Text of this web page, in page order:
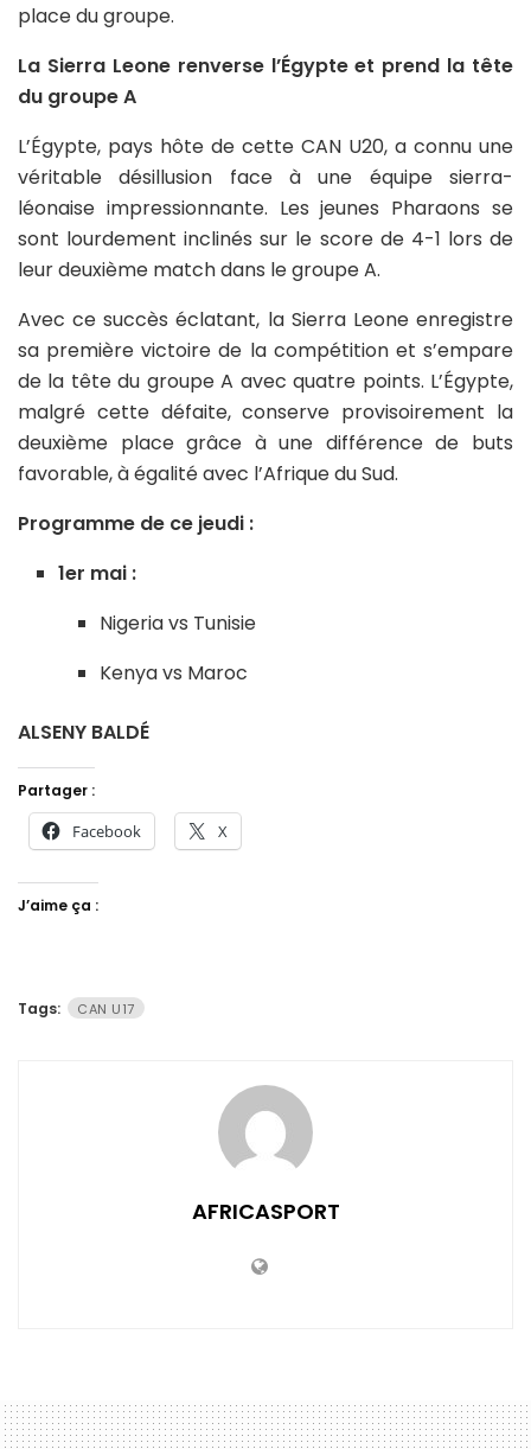
place du groupe.
La Sierra Leone renverse l’Égypte et prend la tête
du groupe A
L’Égypte, pays hôte de cette CAN U20, a connu une
véritable désillusion face à une équipe sierra-
léonaise impressionnante. Les jeunes Pharaons se
sont lourdement inclinés sur le score de 4-1 lors de
leur deuxième match dans le groupe A.
Avec ce succès éclatant, la Sierra Leone enregistre
sa première victoire de la compétition et s’empare
de la tête du groupe A avec quatre points. L’Égypte,
malgré cette défaite, conserve provisoirement la
deuxième place grâce à une différence de buts
favorable, à égalité avec l’Afrique du Sud.
Programme de ce jeudi :
1er mai :
Nigeria vs Tunisie
Kenya vs Maroc
ALSENY BALDÉ
Partager :
Facebook X
J’aime ça :
Tags: CAN U17
AFRICASPORT